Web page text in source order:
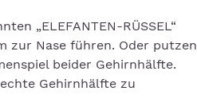
„ELEFANTEN-RÜSSEL“
zur Nase führen. Oder putzen
beider Gehirnhälfte.
Gehirnhälfte zu